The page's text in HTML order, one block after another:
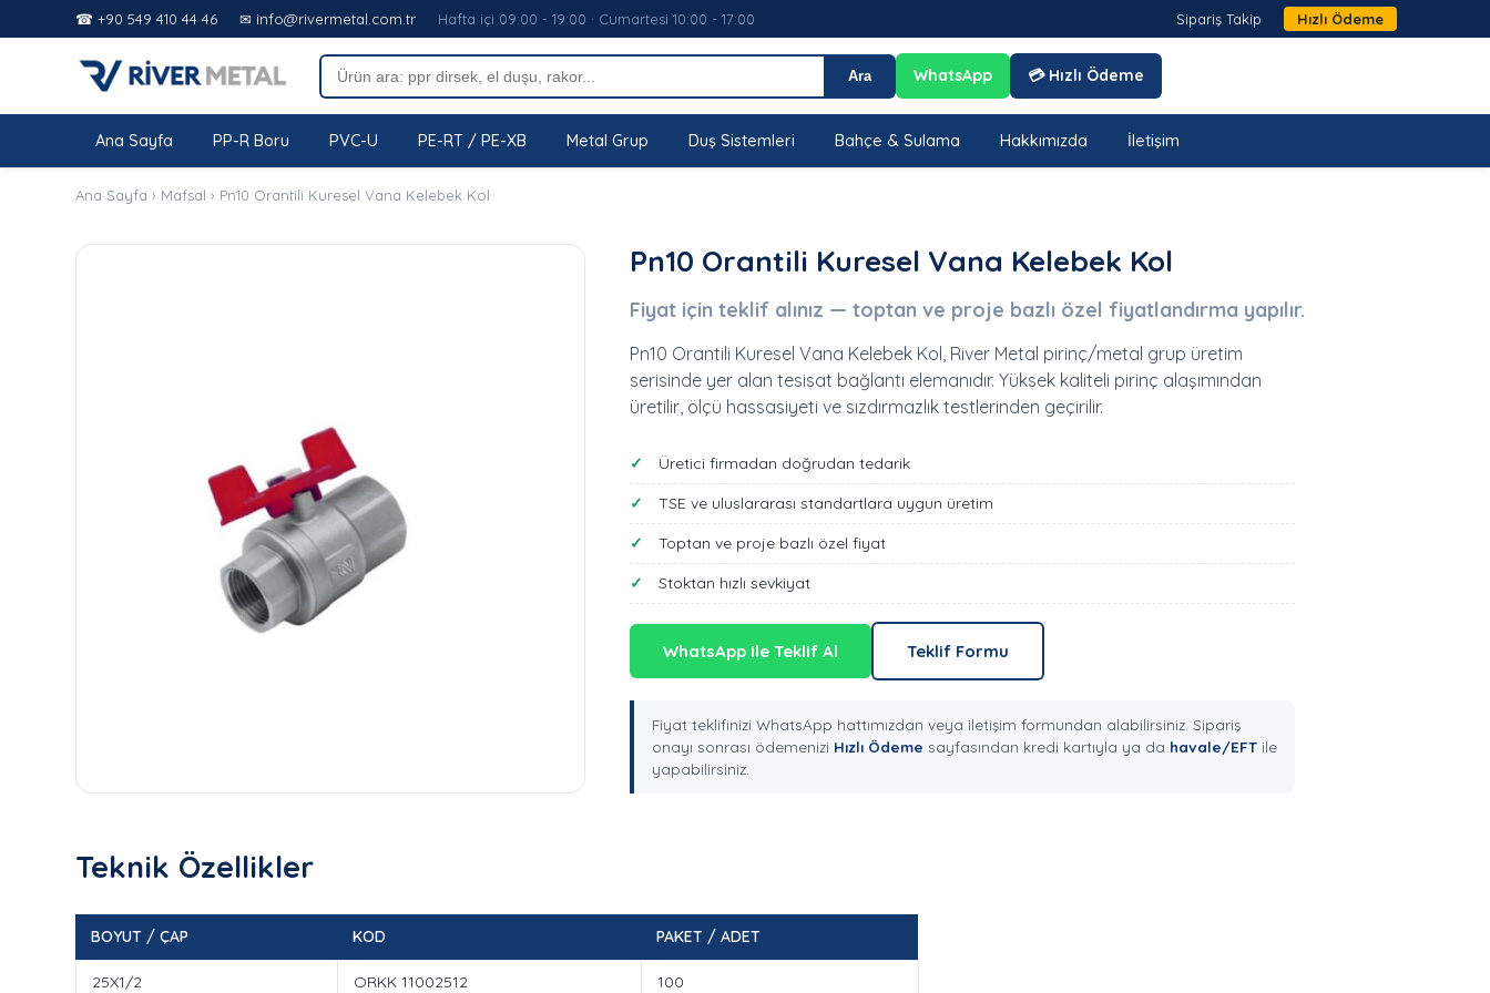
☎ +90 549 410 44 46 ✉ info@rivermetal.com.tr Hafta içi 09:00 - 19:00 · Cumartesi 10:00 - 17:00 Sipariş Takip Hızlı Ödeme
Ara WhatsApp 💳 Hızlı Ödeme
Ana Sayfa PP-R Boru PVC-U PE-RT / PE-XB Metal Grup Duş Sistemleri Bahçe & Sulama Hakkımızda İletişim
Ana Sayfa › Mafsal › Pn10 Orantili Kuresel Vana Kelebek Kol
Pn10 Orantili Kuresel Vana Kelebek Kol
Fiyat için teklif alınız — toptan ve proje bazlı özel fiyatlandırma yapılır.
Pn10 Orantili Kuresel Vana Kelebek Kol, River Metal pirinç/metal grup üretim
serisinde yer alan tesisat bağlantı elemanıdır. Yüksek kaliteli pirinç alaşımından
üretilir, ölçü hassasiyeti ve sızdırmazlık testlerinden geçirilir.
Üretici firmadan doğrudan tedarik
TSE ve uluslararası standartlara uygun üretim
Toptan ve proje bazlı özel fiyat
Stoktan hızlı sevkiyat
WhatsApp ile Teklif Al Teklif Formu
Fiyat teklifinizi WhatsApp hattımızdan veya iletişim formundan alabilirsiniz. Sipariş
onayı sonrası ödemenizi Hızlı Ödeme sayfasından kredi kartıyla ya da havale/EFT ile
yapabilirsiniz.
Teknik Özellikler
BOYUT / ÇAP KOD PAKET / ADET
25X1/2 ORKK 11002512 100